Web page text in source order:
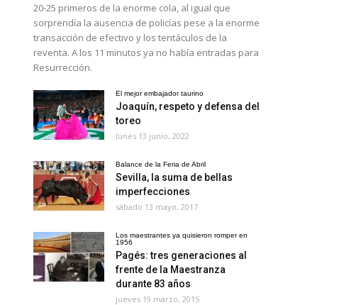
20-25 primeros de la enorme cola, al igual que
sorprendía la ausencia de policías pese a la enorme
transacción de efectivo y los tentáculos de la
reventa. A los 11 minutos ya no había entradas para
Resurrección.
El mejor embajador taurino
Joaquín, respeto y defensa del
toreo
lunes 13 junio, 2022
Balance de la Feria de Abril
Sevilla, la suma de bellas
imperfecciones
sábado 13 mayo, 2017
Los maestrantes ya quisieron romper en
1956
Pagés: tres generaciones al
frente de la Maestranza
durante 83 años
jueves 19 marzo, 2015